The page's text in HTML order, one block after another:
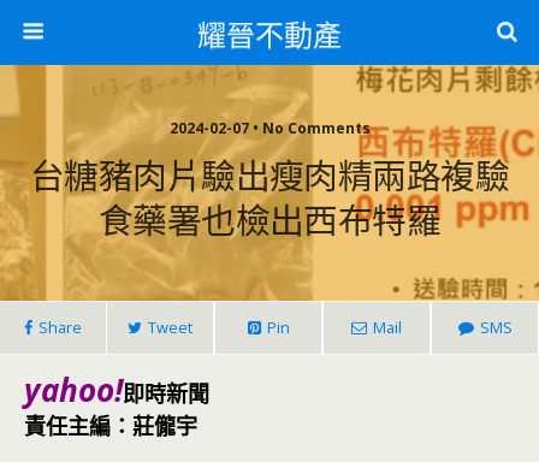
耀晉不動產
2024-02-07 • No Comments
台糖豬肉片驗出瘦肉精兩路複驗
食藥署也檢出西布特羅
Share Tweet Pin Mail SMS
yahoo!即時新聞
責任主編：莊儱宇